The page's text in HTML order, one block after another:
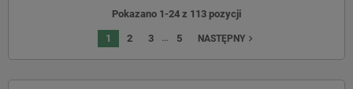
Pokazano 1-24 z 113 pozycji
1 2 3 … 5 NASTĘPNYnavigate_next